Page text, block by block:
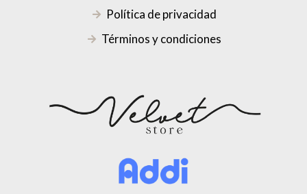
Política de privacidad
Términos y condiciones